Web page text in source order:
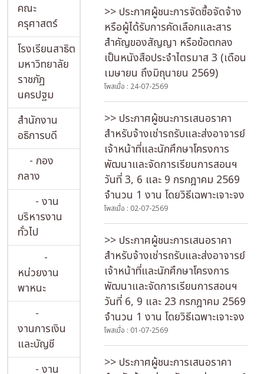
คณะ
ครุศาสตร์
โรงเรียนสาธิต
มหาวิทยาลัย
ราชภัฏ
นครปฐม
สำนักงาน
อธิการบดี
- กอง
กลาง
- งาน
บริหารงาน
ทั่วไป
-
หน่วยงาน
พาหนะ
-
งานการเงิน
และบัญชี
- งาน
>> ประกาศผู้ชนะการจัดซื้อจัดจ้าง
หรือผู้ได้รับการคัดเลือกและสาร
สำคัญของสัญญา หรือข้อตกลง
เป็นหนังสือประจำไตรมาส 3 (เดือน
เมษายน ถึงมิถุนายน 2569)
โพสเมื่อ : 24-07-2569
>> ประกาศผู้ชนะการเสนอราคา
สำหรับจ้างเช่ารถรับและส่งอาจารย์
เจ้าหน้าที่และนักศึกษาโครงการ
พัฒนาและจัดการเรียนการสอนฯ
วันที่ 3, 6 และ 9 กรกฎาคม 2569
จำนวน 1 งาน โดยวิธีเฉพาะเจาะจง
โพสเมื่อ : 02-07-2569
>> ประกาศผู้ชนะการเสนอราคา
สำหรับจ้างเช่ารถรับและส่งอาจารย์
เจ้าหน้าที่และนักศึกษาโครงการ
พัฒนาและจัดการเรียนการสอนฯ
วันที่ 6, 9 และ 23 กรกฎาคม 2569
จำนวน 1 งาน โดยวิธีเฉพาะเจาะจง
โพสเมื่อ : 01-07-2569
>> ประกาศผู้ชนะการเสนอราคา